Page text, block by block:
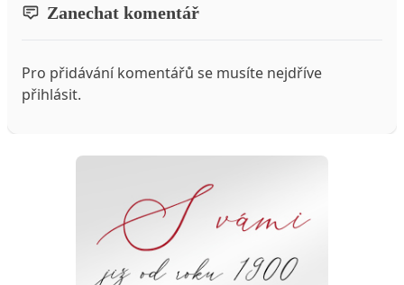
Zanechat komentář
Pro přidávání komentářů se musíte nejdříve
přihlásit.